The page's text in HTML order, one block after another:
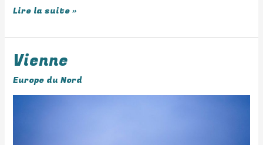
Lire la suite »
Vienne
Europe du Nord
Vienne